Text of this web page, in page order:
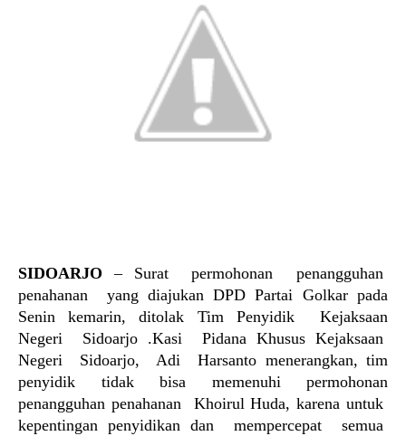
SIDOARJO – Surat permohonan
penangguhan
penahanan
yang diajukan DPD Partai Golkar pada
Senin kemarin, ditolak Tim Penyidik
Kejaksaan
Negeri
Sidoarjo .Kasi Pidana Khusus Kejaksaan
Negeri
Sidoarjo, Adi
Harsanto menerangkan, tim
penyidik
tidak bisa memenuhi
permohonan
penangguhan penahanan
Khoirul Huda, karena untuk
kepentingan penyidikan dan mempercepat
semua